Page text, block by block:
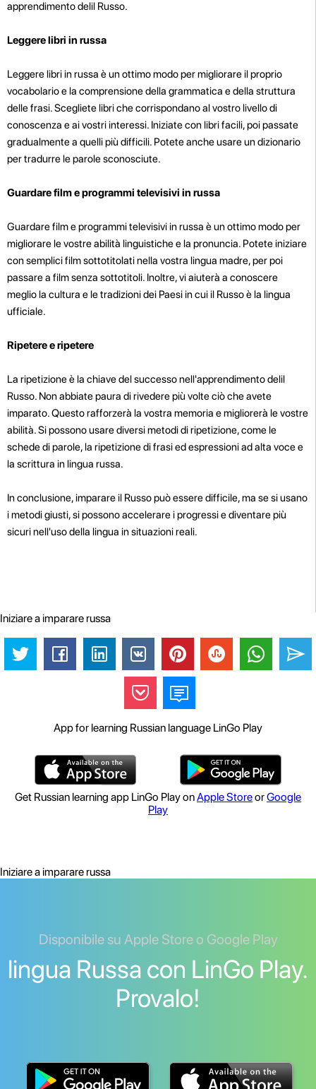
apprendimento delil Russo.
Leggere libri in russa
Leggere libri in russa è un ottimo modo per migliorare il proprio
vocabolario e la comprensione della grammatica e della struttura
delle frasi. Scegliete libri che corrispondano al vostro livello di
conoscenza e ai vostri interessi. Iniziate con libri facili, poi passate
gradualmente a quelli più difficili. Potete anche usare un dizionario
per tradurre le parole sconosciute.
Guardare film e programmi televisivi in russa
Guardare film e programmi televisivi in russa è un ottimo modo per
migliorare le vostre abilità linguistiche e la pronuncia. Potete iniziare
con semplici film sottotitolati nella vostra lingua madre, per poi
passare a film senza sottotitoli. Inoltre, vi aiuterà a conoscere
meglio la cultura e le tradizioni dei Paesi in cui il Russo è la lingua
ufficiale.
Ripetere e ripetere
La ripetizione è la chiave del successo nell'apprendimento delil
Russo. Non abbiate paura di rivedere più volte ciò che avete
imparato. Questo rafforzerà la vostra memoria e migliorerà le vostre
abilità. Si possono usare diversi metodi di ripetizione, come le
schede di parole, la ripetizione di frasi ed espressioni ad alta voce e
la scrittura in lingua russa.
In conclusione, imparare il Russo può essere difficile, ma se si usano
i metodi giusti, si possono accelerare i progressi e diventare più
sicuri nell'uso della lingua in situazioni reali.
Iniziare a imparare russa
App for learning Russian language LinGo Play
Get Russian learning app LinGo Play onApple StoreorGoogle
Play
Iniziare a imparare russa
Disponibile su Apple Store o Google Play
lingua Russa con LinGo Play.
Provalo!